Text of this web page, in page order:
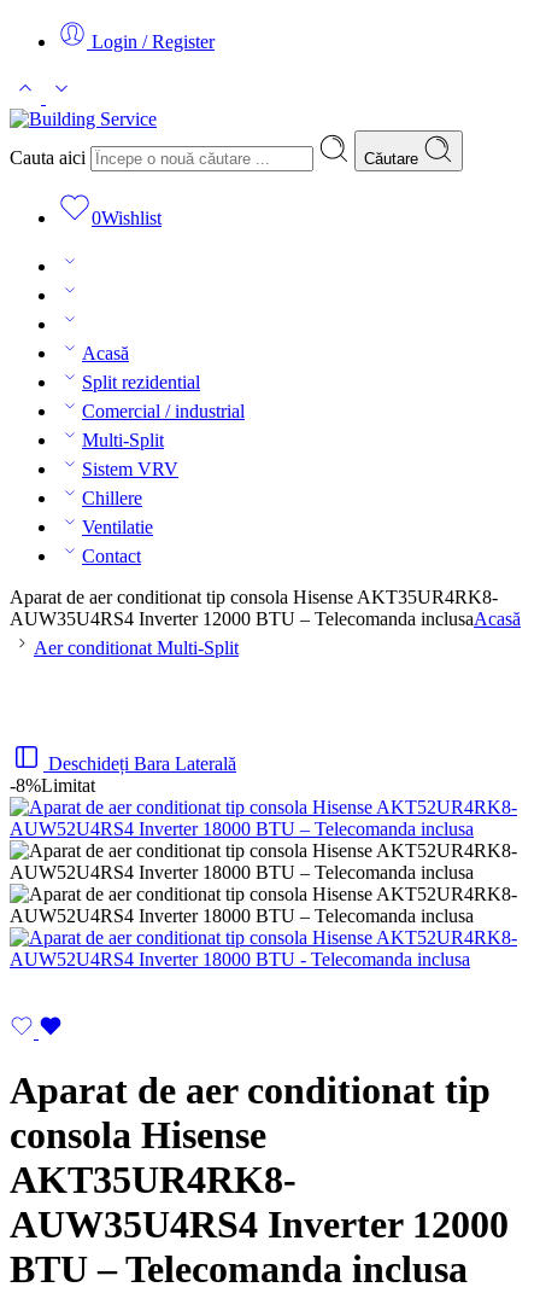
Login / Register
Cauta aici Căutare
0Wishlist
Acasă
Split rezidential
Comercial / industrial
Multi-Split
Sistem VRV
Chillere
Ventilatie
Contact
Aparat de aer conditionat tip consola Hisense AKT35UR4RK8-
AUW35U4RS4 Inverter 12000 BTU – Telecomanda inclusaAcasă
Aer conditionat Multi-Split
Deschideți Bara Laterală
-8%Limitat
Aparat de aer conditionat tip
consola Hisense
AKT35UR4RK8-
AUW35U4RS4 Inverter 12000
BTU – Telecomanda inclusa